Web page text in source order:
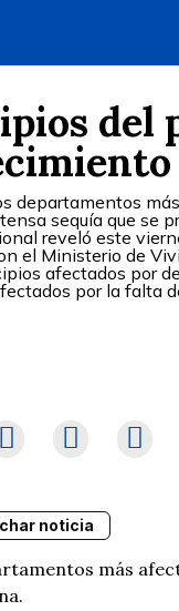
del
departamentos
sequía que se
reveló este
el Ministerio de
afectados por
por la falta
noticia
más